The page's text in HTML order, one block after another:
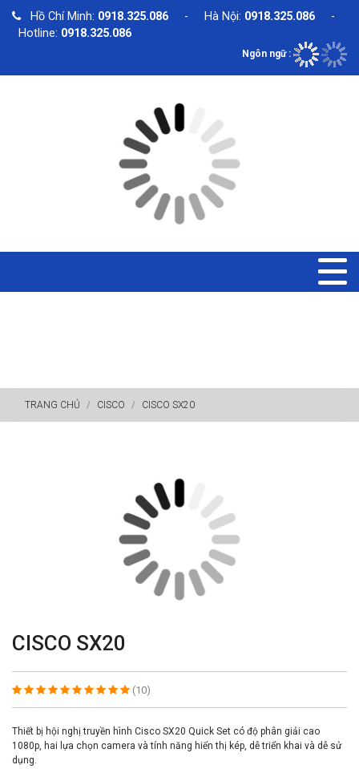
Hồ Chí Minh: 0918.325.086 - Hà Nội: 0918.325.086 -
Hotline: 0918.325.086
Ngôn ngữ :
TRANG CHỦ CISCO CISCO SX20
CISCO SX20
(10)
Thiết bị hội nghị truyền hình Cisco SX20 Quick Set có độ phân giải cao
1080p, hai lựa chọn camera và tính năng hiển thị kép, dễ triển khai và dễ sử
dụng.